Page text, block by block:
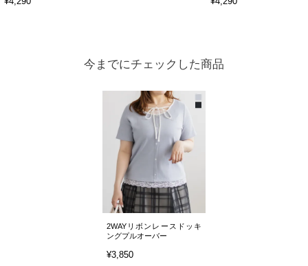
今までにチェックした商品
2WAYリボンレースドッキ
ングプルオーバー
¥3,850